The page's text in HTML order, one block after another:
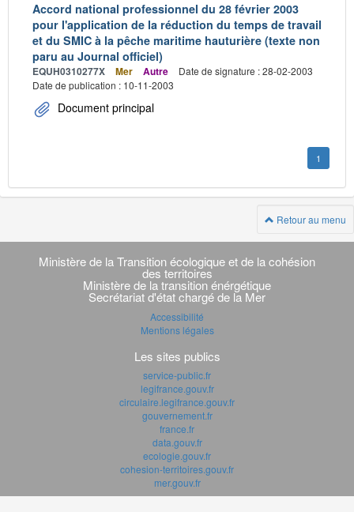
Accord national professionnel du 28 février 2003
pour l'application de la réduction du temps de travail
et du SMIC à la pêche maritime hauturière (texte non
paru au Journal officiel)
EQUH0310277X Mer Autre
Date de signature : 28-02-2003
Date de publication : 10-11-2003
Document principal
1
Retour au menu
Navigation
transverse
Ministère de la Transition écologique et de la cohésion
des territoires
Ministère de la transition énérgétique
Secrétariat d'état chargé de la Mer
Accessibilité
Mentions légales
Les sites publics
service-public.fr
legifrance.gouv.fr
circulaire.legifrance.gouv.fr
gouvernement.fr
france.fr
data.gouv.fr
ecologie.gouv.fr
cohesion-territoires.gouv.fr
mer.gouv.fr